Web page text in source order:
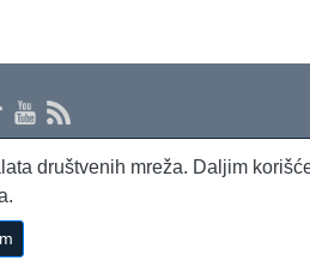
Press d.o.o.
društvenih mreža. Daljim